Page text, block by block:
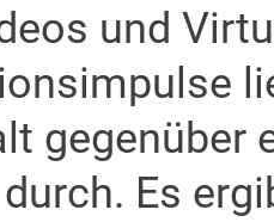
und
gegenüber
Es